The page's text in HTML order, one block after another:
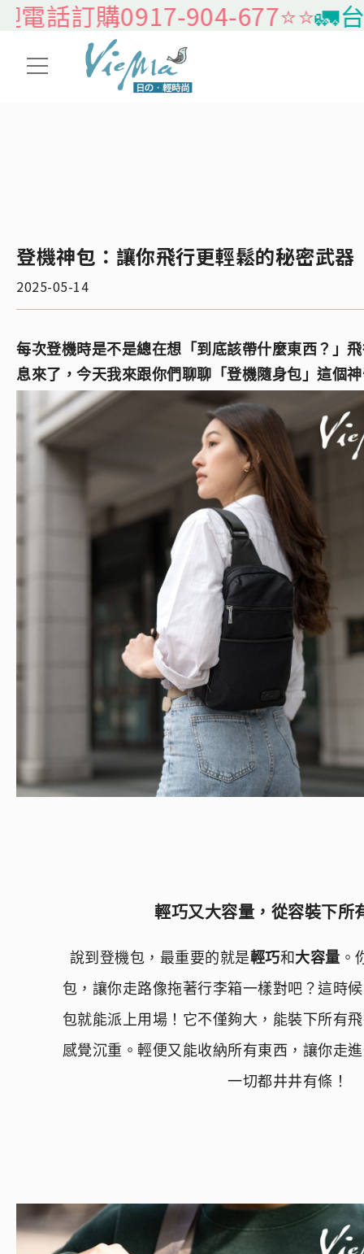
訂購0917-904-677⭐️⭐️🚛台灣
登機神包：讓你飛行更輕鬆的秘密武器
2025-05-14
每次登機時是不是總在想「到底該帶什麼東西？」
息來了，今天我來跟你們聊聊「登機隨身包」這個
輕巧又大容量，從容裝下所
說到登機包，最重要的就是輕巧和 大容量 。
包，讓你走路像拖著行李箱一樣對吧？這時
包就能派上用場！它不僅夠大，能裝下所有
感覺沉重。輕便又能收納所有東西，讓你走
一切都井井有條！